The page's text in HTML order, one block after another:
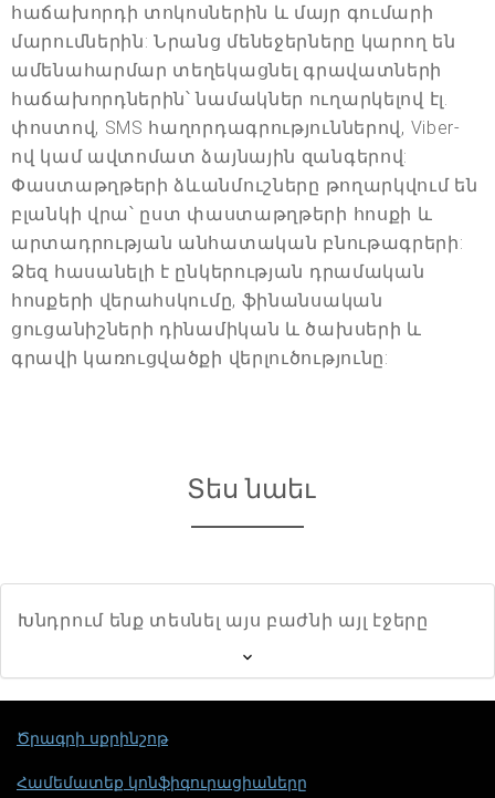
հաճախորդի տոկոսներին և մայր գումարի
մարումներին: Նրանց մենեջերները կարող են
ամենահարմար տեղեկացնել գրավատների
հաճախորդներին՝ նամակներ ուղարկելով էլ.
փոստով, SMS հաղորդագրություններով, Viber-
ով կամ ավտոմատ ձայնային զանգերով:
Փաստաթղթերի ձևանմուշները թողարկվում են
բլանկի վրա՝ ըստ փաստաթղթերի հոսքի և
արտադրության անհատական բնութագրերի:
Ձեզ հասանելի է ընկերության դրամական
հոսքերի վերահսկումը, ֆինանսական
ցուցանիշների դինամիկան և ծախսերի և
գրավի կառուցվածքի վերլուծությունը:
Տես նաեւ
Խնդրում ենք տեսնել այս բաժնի այլ էջերը
Ծրագրի սքրինշոթ
Համեմատեք կոնֆիգուրացիաները